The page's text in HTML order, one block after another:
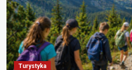
Turystyka